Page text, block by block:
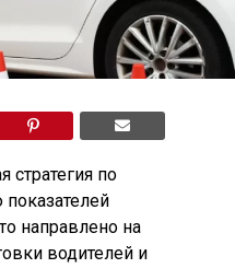
стратегия по
направлено на
водителей и